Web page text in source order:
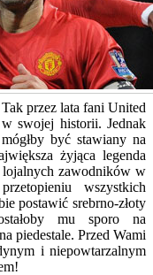
przez lata fani United
swojej historii. Jednak
być stawiany na
żyjąca legenda
zawodników w
wszystkich
postawić srebrno-złoty
mu sporo na
piedestale. Przed Wami
i niepowtarzalnym